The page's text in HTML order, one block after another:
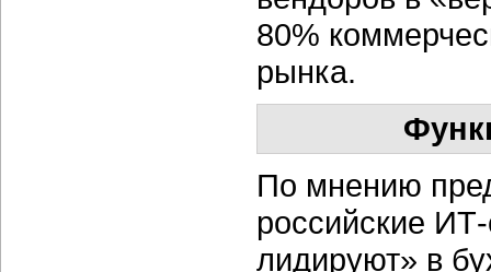
80%
рынка.
По мнению
российские
лидируют» в